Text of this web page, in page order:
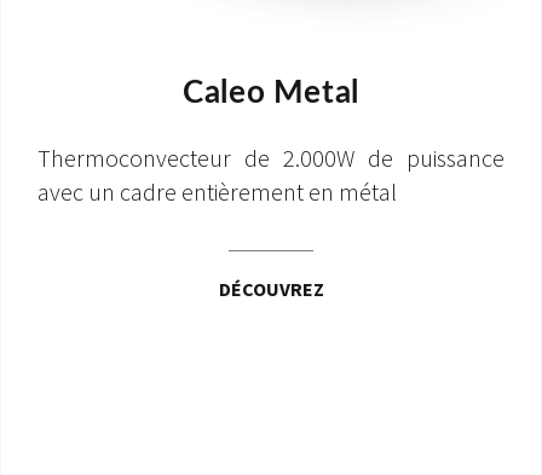
Caleo Metal
Thermoconvecteur de 2.000W de puissance
avec un cadre entièrement en métal
DÉCOUVREZ